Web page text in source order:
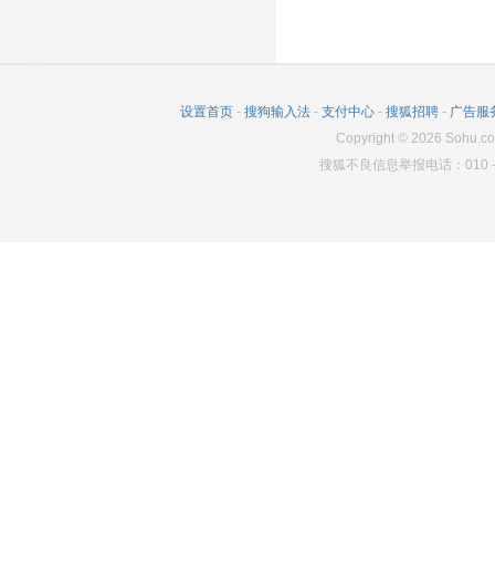
设置首页 - 搜狗输入法 - 支付中心 - 搜狐招聘 - 广告服
Copyright© 2026
搜狐不良信息举报电话：010